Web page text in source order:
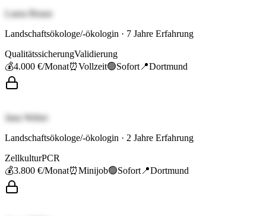
Laura Braun
Landschaftsökologe/-ökologin · 7 Jahre Erfahrung
QualitätssicherungValidierung
💰4.000 €/Monat⏰Vollzeit🟢Sofort 📍Dortmund
Jana Weber
Landschaftsökologe/-ökologin · 2 Jahre Erfahrung
ZellkulturPCR
💰3.800 €/Monat⏰Minijob🟢Sofort 📍Dortmund